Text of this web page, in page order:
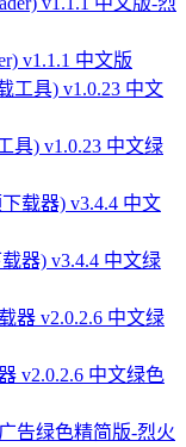
v1.1.1 中文版
具) v1.0.23 中文绿
器) v3.4.4 中文绿
v2.0.2.6 中文绿色